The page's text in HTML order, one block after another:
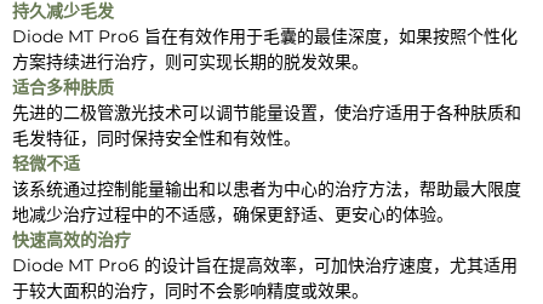
持久减少毛发
Diode MT Pro6 旨在有效作用于毛囊的最佳深度，如果按照个性化
方案持续进行治疗，则可实现长期的脱发效果。
适合多种肤质
先进的二极管激光技术可以调节能量设置，使治疗适用于各种肤质和
毛发特征，同时保持安全性和有效性。
轻微不适
该系统通过控制能量输出和以患者为中心的治疗方法，帮助最大限度
地减少治疗过程中的不适感，确保更舒适、更安心的体验。
快速高效的治疗
Diode MT Pro6 的设计旨在提高效率，可加快治疗速度，尤其适用
于较大面积的治疗，同时不会影响精度或效果。